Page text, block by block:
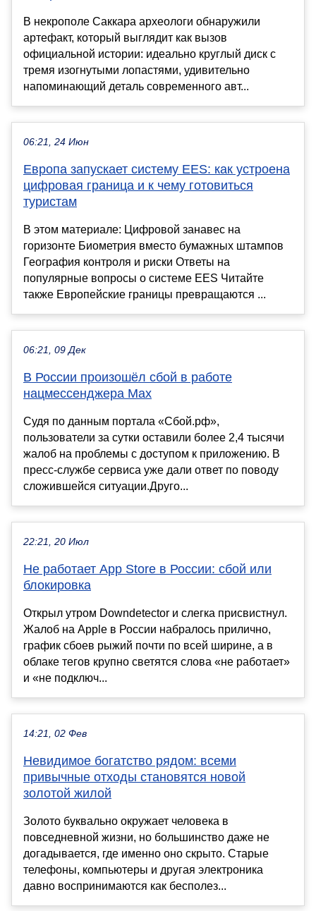
В некрополе Саккара археологи обнаружили
артефакт, который выглядит как вызов
официальной истории: идеально круглый диск с
тремя изогнутыми лопастями, удивительно
напоминающий деталь современного авт...
06:21, 24 Июн
Европа запускает систему EES: как устроена
цифровая граница и к чему готовиться
туристам
В этом материале: Цифровой занавес на
горизонте Биометрия вместо бумажных штампов
География контроля и риски Ответы на
популярные вопросы о системе EES Читайте
также Европейские границы превращаются ...
06:21, 09 Дек
В России произошёл сбой в работе
нацмессенджера Max
Судя по данным портала «Сбой.рф»,
пользователи за сутки оставили более 2,4 тысячи
жалоб на проблемы с доступом к приложению. В
пресс-службе сервиса уже дали ответ по поводу
сложившейся ситуации.Друго...
22:21, 20 Июл
Не работает App Store в России: сбой или
блокировка
Открыл утром Downdetector и слегка присвистнул.
Жалоб на Apple в России набралось прилично,
график сбоев рыжий почти по всей ширине, а в
облаке тегов крупно светятся слова «не работает»
и «не подключ...
14:21, 02 Фев
Невидимое богатство рядом: всеми
привычные отходы становятся новой
золотой жилой
Золото буквально окружает человека в
повседневной жизни, но большинство даже не
догадывается, где именно оно скрыто. Старые
телефоны, компьютеры и другая электроника
давно воспринимаются как бесполез...